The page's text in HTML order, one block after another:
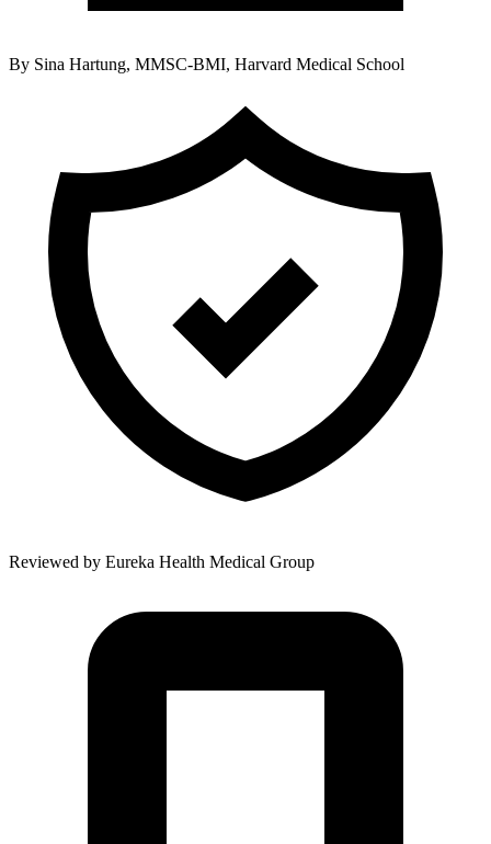
By Sina Hartung, MMSC-BMI, Harvard Medical School
Reviewed by Eureka Health Medical Group